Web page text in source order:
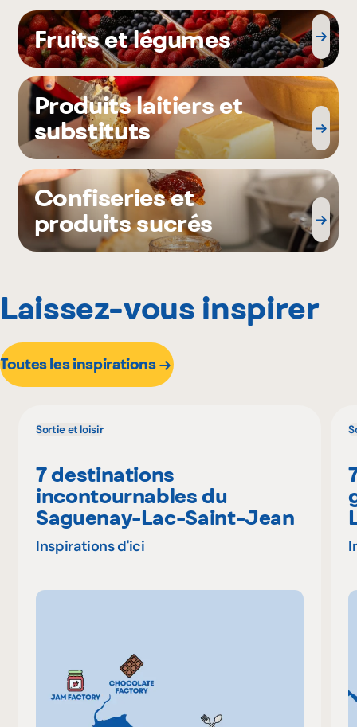
Fruits et légumes
Produits laitiers et
substituts
Confiseries et
produits sucrés
Laissez-vous inspirer
Toutes les inspirations
Sortie et loisir
7 destinations
incontournables du
Saguenay-Lac-Saint-Jean
Inspirations d'ici